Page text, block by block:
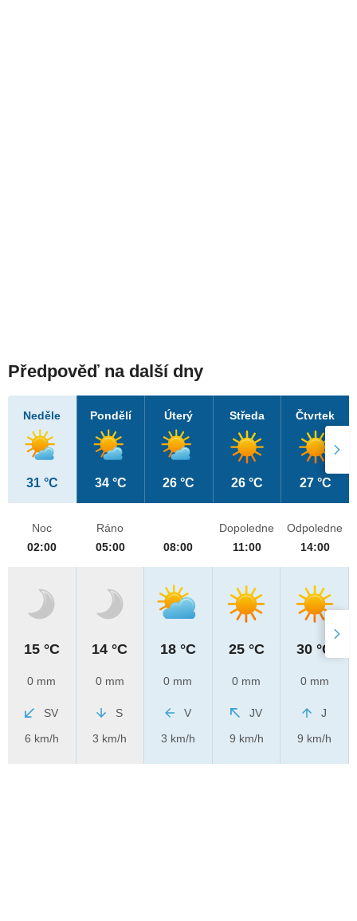
Předpověď na další dny
Neděle
31 °C
Pondělí
34 °C
Úterý
26 °C
Středa
26 °C
Čtvrtek
27 °C
Noc
02:00
15 °C
0 mm
SV
6 km/h
Ráno
05:00
14 °C
0 mm
S
3 km/h
08:00
18 °C
0 mm
V
3 km/h
Dopoledne
11:00
25 °C
0 mm
JV
9 km/h
Odpoledne
14:00
30 °C
0 mm
J
9 km/h